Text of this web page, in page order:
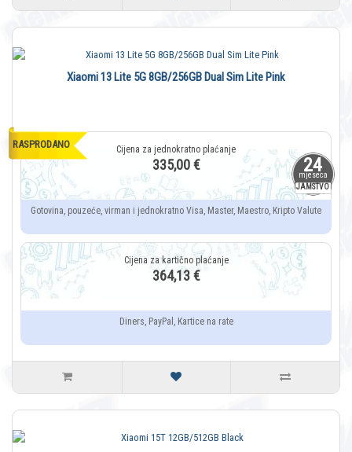
24
mjeseca
JAMSTVO
RASPRODANO
Xiaomi 13 Lite 5G 8GB/256GB Dual Sim Lite Pink
335,00 €
Gotovina, pouzeće, virman i jednokratno Visa, Master, Maestro, Kripto Valute
364,13 €
Diners, PayPal, Kartice na rate